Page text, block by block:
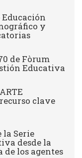
y
de Fòrum
Educativa
clave
la Serie
desde la
los agentes